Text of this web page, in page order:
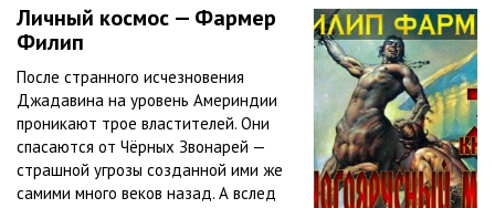
Личный космос — Фармер
Филип
После странного исчезновения
Джадавина на уровень Америндии
проникают трое властителей. Они
спасаются от Чёрных Звонарей —
страшной угрозы созданной ими же
самими много веков назад. А вслед